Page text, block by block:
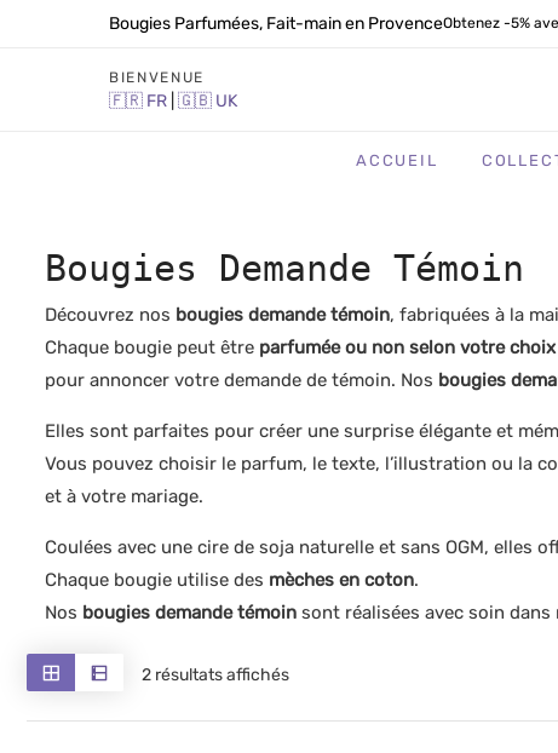
Bougies Parfumées, Fait-main en ProvenceObtenez -5%
BIENVENUE
🇫🇷 FR 🇬🇧 UK
ACCUEIL
Bougies Demande Témoin
Découvrez nos bougies demande témoin, fabriquées à la
Chaque bougie peut être parfumée ou non selon votre choix
pour annoncer votre demande de témoin. Nos bougies
Elles sont parfaites pour créer une surprise élégante et
Vous pouvez choisir le parfum, le texte, l’illustration ou la
et à votre mariage.
Coulées avec une cire de soja naturelle et sans OGM, elles
Chaque bougie utilise des mèches en coton.
Nos bougies demande témoin sont réalisées avec soin
2 résultats affichésTrié